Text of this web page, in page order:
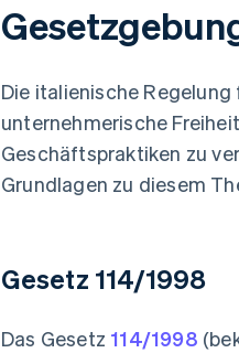
Die italienische
unternehmerische
Geschäftspraktiken zu
Grundlagen zu diesem
Gesetz 114/1998
Das Gesetz 114/1998